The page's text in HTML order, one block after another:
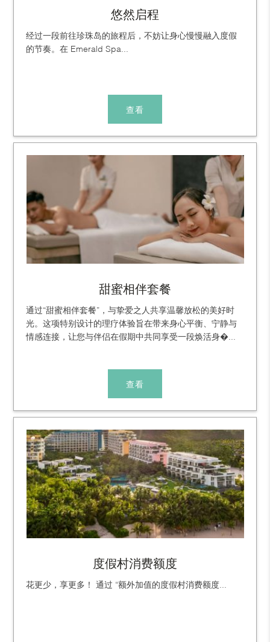
悠然启程
经过一段前往珍珠岛的旅程后，不妨让身心慢慢融入度假
的节奏。在 Emerald Spa...
查看
甜蜜相伴套餐
通过“甜蜜相伴套餐”，与挚爱之人共享温馨放松的美好时
光。这项特别设计的理疗体验旨在带来身心平衡、宁静与
情感连接，让您与伴侣在假期中共同享受一段焕活身�...
查看
度假村消费额度
花更少，享更多！ 通过 “额外加值的度假村消费额度...